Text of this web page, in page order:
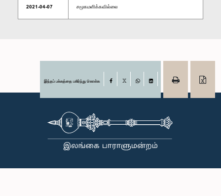
2021-04-07 சமூகமளிக்கவில்லை
இந்தப் பக்கத்தை பகிர்ந்து கொள்க Facebook